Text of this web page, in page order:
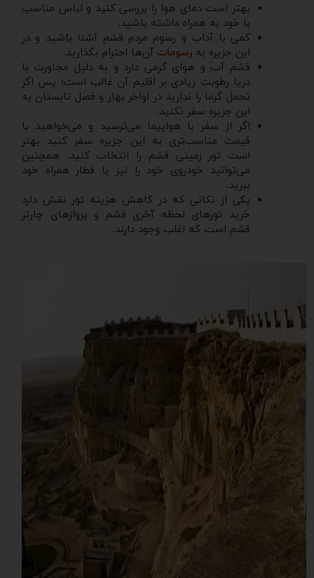
بهتر است دمای هوا را بررسی کنید و لباس مناسب
با خود به همراه داشته باشید.
کمی با آداب و رسوم مردم قشم آشنا باشید و در
این جزیره به رسومات آن‌ها احترام بگذارید.
قشم آب و هوای گرمی دارد و به دلیل مجاورت با
دریا رطوبت زیادی بر اقلیم آن غالب است؛ پس اگر
تحمل گرما را ندارید در اواخر بهار و فصل تابستان به
این جزیره سفر نکنید.
اگر از سفر با هواپیما می‌ترسید و می‌خواهید با
قیمت مناسب‌تری به این جزیره سفر کنید بهتر
است تور زمینی قشم را انتخاب کنید. همچنین
می‌توانید خودروی خود را نیز با قطار همراه خود
ببرید.
یکی از نکاتی که در کاهش هزینه تور نقش دارد
خرید تورهای لحظه آخری قشم و پروازهای چارتر
قشم است که اغلب وجود دارند.